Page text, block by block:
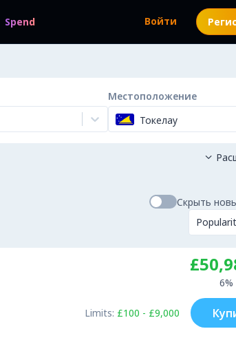
Spend Войти
Местоположение
Токелау

Скрыть
Limits: £100 - £9,000